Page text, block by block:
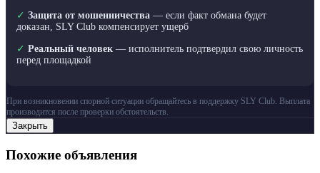
✓ Защита от мошенничества — если факт обмана будет
доказан, SLY Club компенсирует ущерб
✓ Реальный человек — исполнитель подтвердил свою личность
перед площадкой
При возникновении спорной ситуации обращайтесь в поддержку SLY Club. Выплата
производится после проверки обстоятельств.
Закрыть
Похожие объявления